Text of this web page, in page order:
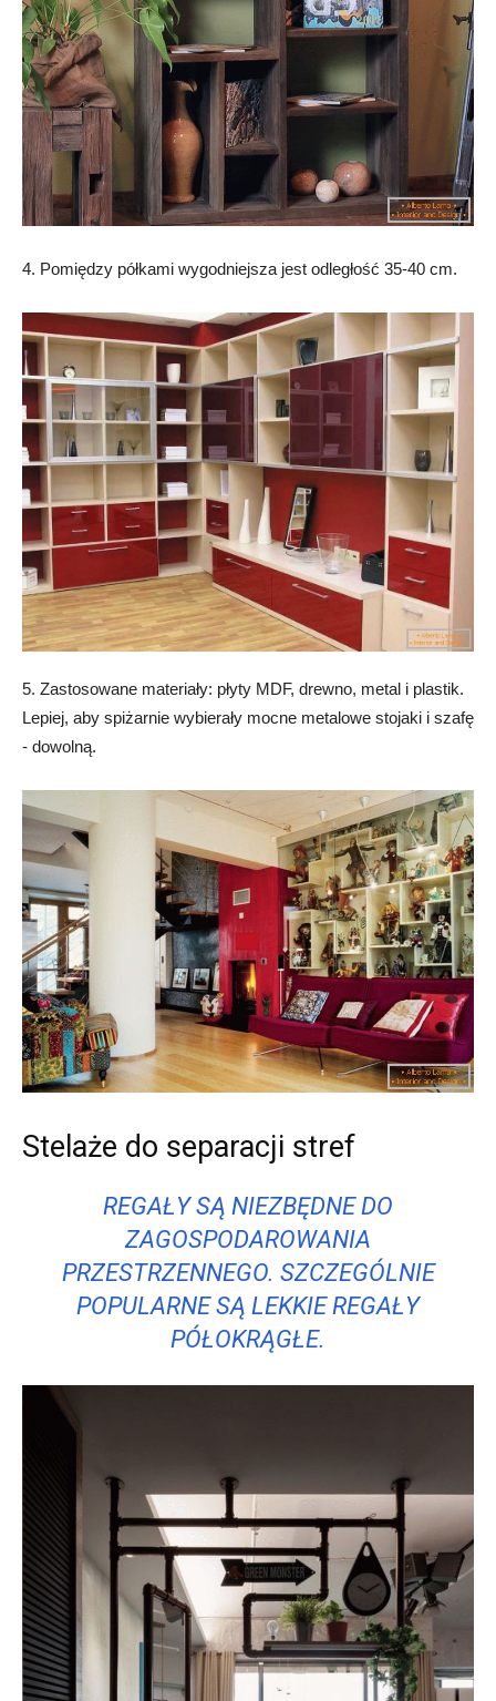
4. Pomiędzy półkami wygodniejsza jest odległość 35-40 cm.
5. Zastosowane materiały: płyty MDF, drewno, metal i plastik.
Lepiej, aby spiżarnie wybierały mocne metalowe stojaki i szafę
- dowolną.
Stelaże do separacji stref
REGAŁY SĄ NIEZBĘDNE DO
ZAGOSPODAROWANIA
PRZESTRZENNEGO. SZCZEGÓLNIE
POPULARNE SĄ LEKKIE REGAŁY
PÓŁOKRĄGŁE.